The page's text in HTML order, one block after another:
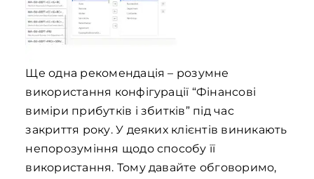
Ще одна рекомендація – розумне
використання конфігурації “Фінансові
виміри прибутків і збитків” під час
закриття року. У деяких клієнтів виникають
непорозуміння щодо способу її
використання. Тому давайте обговоримо,